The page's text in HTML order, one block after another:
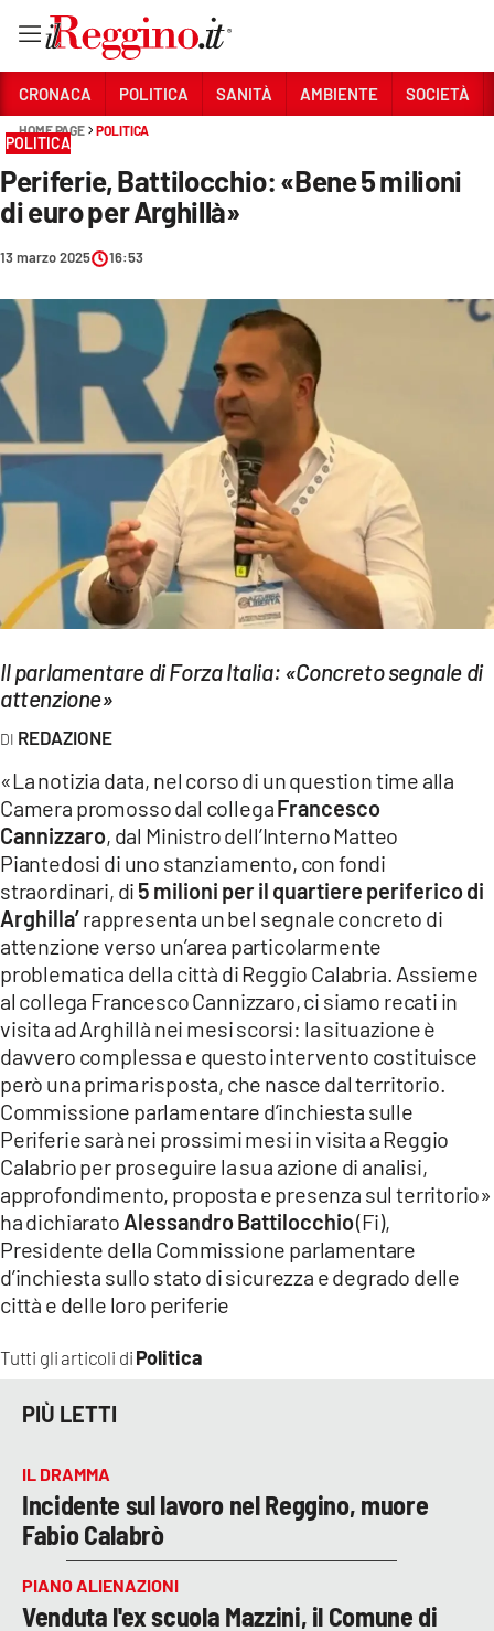
Sezioni
CRONACA
POLITICA
AMBIENTE
CULTURA
ECONOMIA E LAVORO
SPORT
Streaming
LAC TV
LaC
Network
LACPLAY.IT
LACTV.IT
LACONAIR.IT
LACITYMAG.IT
ILREGGINO.IT
COSENZACHANNEL.IT
ILVIBONESE.IT
CATANZAROCHANNEL.IT
LACAPITALENEWS.IT
ANDROID
APPLE
CRONACA POLITICA SANITÀ AMBIENTE SOCIETÀ
HOME PAGE POLITICA
POLITICA
Periferie, Battilocchio: «Bene 5 milioni
di euro per Arghillà»
13 marzo 2025 16:53
Il parlamentare di Forza Italia: «Concreto segnale di
attenzione»
REDAZIONE
Tutti gli articoli di Politica
«La notizia data, nel corso di un question time alla
Camera promosso dal collegaFrancesco
Cannizzaro, dal Ministro dell’Interno Matteo
Piantedosi di uno stanziamento, con fondi
straordinari, di 5 milioni per il quartiere periferico di
Arghilla’rappresenta un bel segnale concreto di
attenzione verso un’area particolarmente
problematica della città di Reggio Calabria. Assieme
al collega Francesco Cannizzaro, ci siamo recati in
visita ad Arghillà nei mesi scorsi: la situazione è
davvero complessa e questo intervento costituisce
però una prima risposta, che nasce dal territorio.
Commissione parlamentare d’inchiesta sulle
Periferie sarà nei prossimi mesi in visita a Reggio
Calabrio per proseguire la sua azione di analisi,
approfondimento, proposta e presenza sul territorio»
ha dichiarato Alessandro Battilocchio(Fi),
Presidente della Commissione parlamentare
d’inchiesta sullo stato di sicurezza e degrado delle
città e delle loro periferie
PIÙ LETTI
IL DRAMMA
Incidente sul lavoro nel Reggino, muore
Fabio Calabrò
PIANO ALIENAZIONI
Venduta l'ex scuola Mazzini, il Comune di